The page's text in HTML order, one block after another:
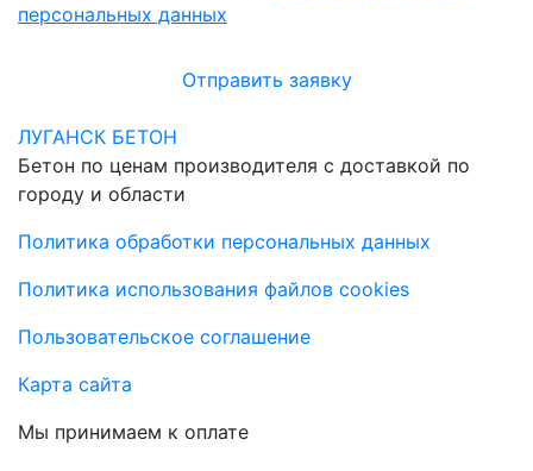
персональных данных
Отправить заявку
ЛУГАНСК БЕТОН
Бетон по ценам производителя с доставкой по
городу и области
Политика обработки персональных данных
Политика использования файлов cookies
Пользовательское соглашение
Карта сайта
Мы принимаем к оплате